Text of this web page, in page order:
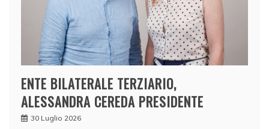
ENTE BILATERALE TERZIARIO,
ALESSANDRA CEREDA PRESIDENTE
30 Luglio 2026